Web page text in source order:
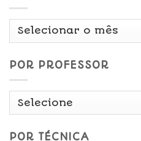
Por
POR PROFESSOR
POR TÉCNICA